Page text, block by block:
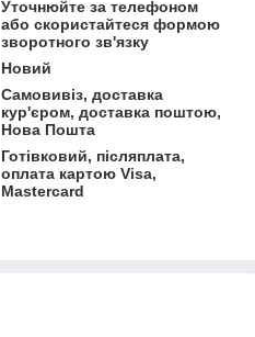
Уточнюйте за телефоном
або скористайтеся формою
зворотного зв'язку
Новий
Самовивіз, доставка
кур'єром, доставка поштою,
Нова Пошта
Готівковий, післяплата,
оплата картою Visa,
Mastercard